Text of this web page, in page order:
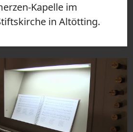
Kapelle im
in Altötting.